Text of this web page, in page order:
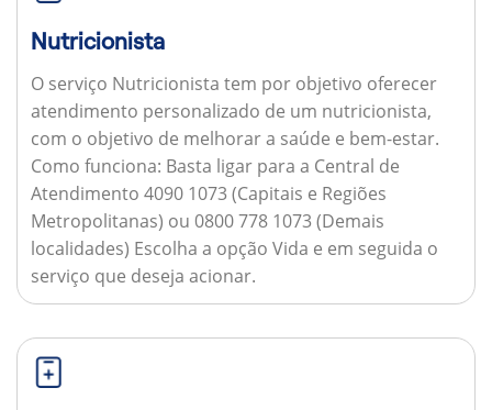
Nutricionista
O serviço Nutricionista tem por objetivo oferecer
atendimento personalizado de um nutricionista,
com o objetivo de melhorar a saúde e bem-estar.
Como funciona: Basta ligar para a Central de
Atendimento 4090 1073 (Capitais e Regiões
Metropolitanas) ou 0800 778 1073 (Demais
localidades) Escolha a opção Vida e em seguida o
serviço que deseja acionar.